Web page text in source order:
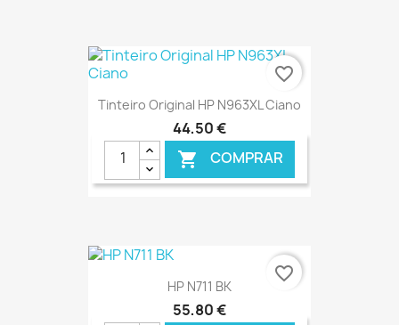
€ ONLINE
Tinteiro Original HP N963XL Ciano
44,50 €
 COMPRAR
favorite_border
HP N711 BK
55,80 €
favorite_border